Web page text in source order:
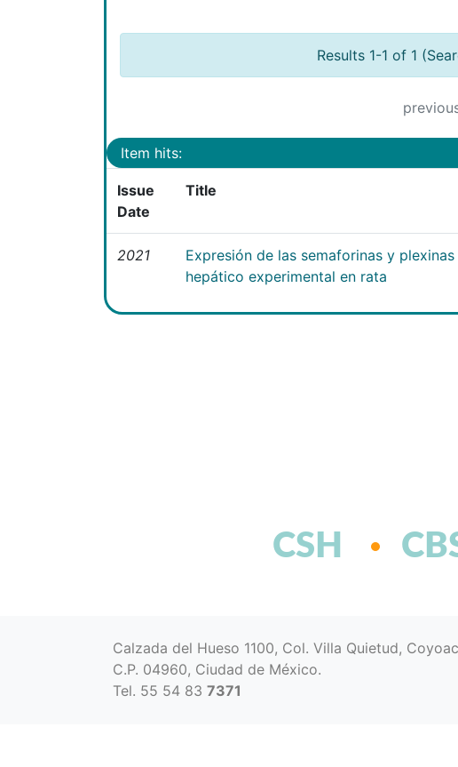
Results 1-1 of 1
Item hits:
Issue
Date
Title
2021
Expresión de las semaforinas y
hepático experimental en rata
CSH
Calzada del Hueso 1100, Col. Villa Quietud,
C.P. 04960, Ciudad de México.
Tel. 55 54 83 7371